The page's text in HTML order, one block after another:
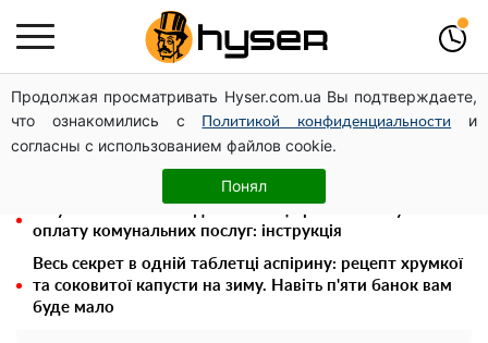
Продолжая просматривать Hyser.com.ua Вы подтверждаете,
что ознакомились с
Политикой конфиденциальности
и
согласны с использованием файлов cookie.
Понял
Гола Олена Тополя у цікавих позах змусила відвисати
щелепи: злив відео – було лише початком
Олена Тополя злив відео – це далеко не все: фронтмен
"Антитіла" Тарас Тополя став наступним
оплату комунальних послуг: інструкція
Весь секрет в одній таблетці аспірину: рецепт хрумкої
та соковитої капусти на зиму. Навіть п'яти банок вам
буде мало